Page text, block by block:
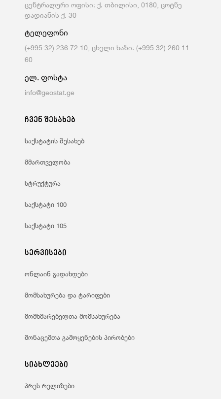
ცენტრალური ოფისი: ქ. თბილისი, 0180, ცოტნე
დადიანის ქ. 30
ტელეფონი
(+995 32) 236 72 10, ცხელი ხაზი: (+995 32) 260 11
60
ელ. ფოსტა
info@geostat.ge
ჩვენ შესახებ
საქსტატის შესახებ
მმართველობა
სტრუქტურა
საქსტატი 100
საქსტატი 105
სერვისები
ონლაინ გადახდები
მომსახურება და ტარიფები
მომხმარებელთა მომსახურება
მონაცემთა გამოყენების პირობები
სიახლეები
პრეს რელიზები